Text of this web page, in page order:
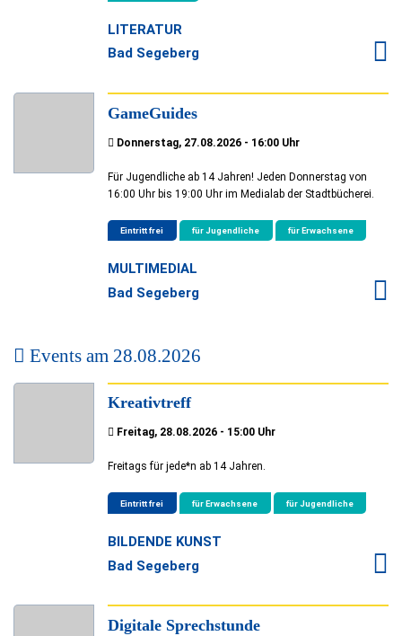
LITERATUR
Bad Segeberg
GameGuides
Donnerstag, 27.08.2026 - 16:00 Uhr
Für Jugendliche ab 14 Jahren! Jeden Donnerstag von
16:00 Uhr bis 19:00 Uhr im Medialab der Stadtbücherei.
Eintritt frei für Jugendliche für Erwachsene
MULTIMEDIAL
Bad Segeberg
Events am 28.08.2026
Kreativtreff
Freitag, 28.08.2026 - 15:00 Uhr
Freitags für jede*n ab 14 Jahren.
Eintritt frei für Erwachsene für Jugendliche
BILDENDE KUNST
Bad Segeberg
Digitale Sprechstunde